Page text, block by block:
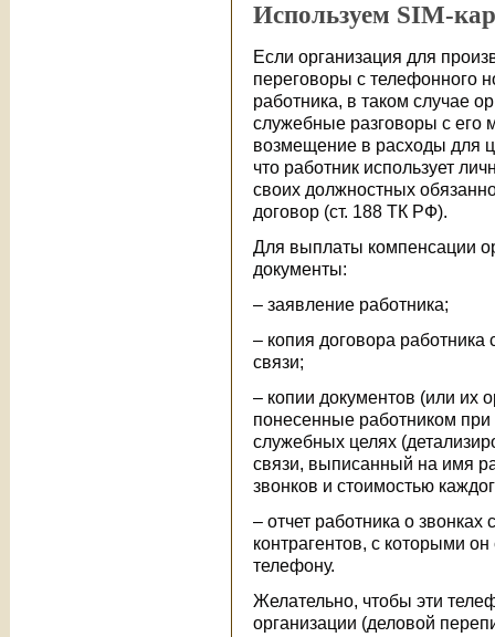
Используем SIM-
Если организация для
переговоры с телефонного
работника, в таком случае
служебные разговоры с его
возмещение в расходы для
что работник использует
своих должностных
договор (ст. 188 ТК РФ).
Для выплаты компенсации
документы:
– заявление работника;
– копия договора работника
связи;
– копии документов (или их
понесенные работником
служебных целях
связи, выписанный на имя
звонков и стоимостью
– отчет работника о
контрагентов, с которыми
телефону.
Желательно, чтобы эти
организации (деловой